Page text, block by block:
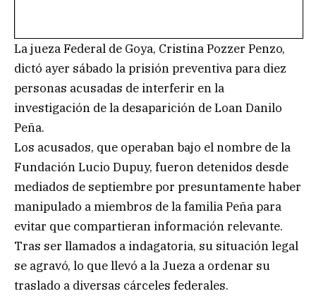
La jueza Federal de Goya, Cristina Pozzer Penzo,
dictó ayer sábado la prisión preventiva para diez
personas acusadas de interferir en la
investigación de la desaparición de Loan Danilo
Peña.
Los acusados, que operaban bajo el nombre de la
Fundación Lucio Dupuy, fueron detenidos desde
mediados de septiembre por presuntamente haber
manipulado a miembros de la familia Peña para
evitar que compartieran información relevante.
Tras ser llamados a indagatoria, su situación legal
se agravó, lo que llevó a la Jueza a ordenar su
traslado a diversas cárceles federales.